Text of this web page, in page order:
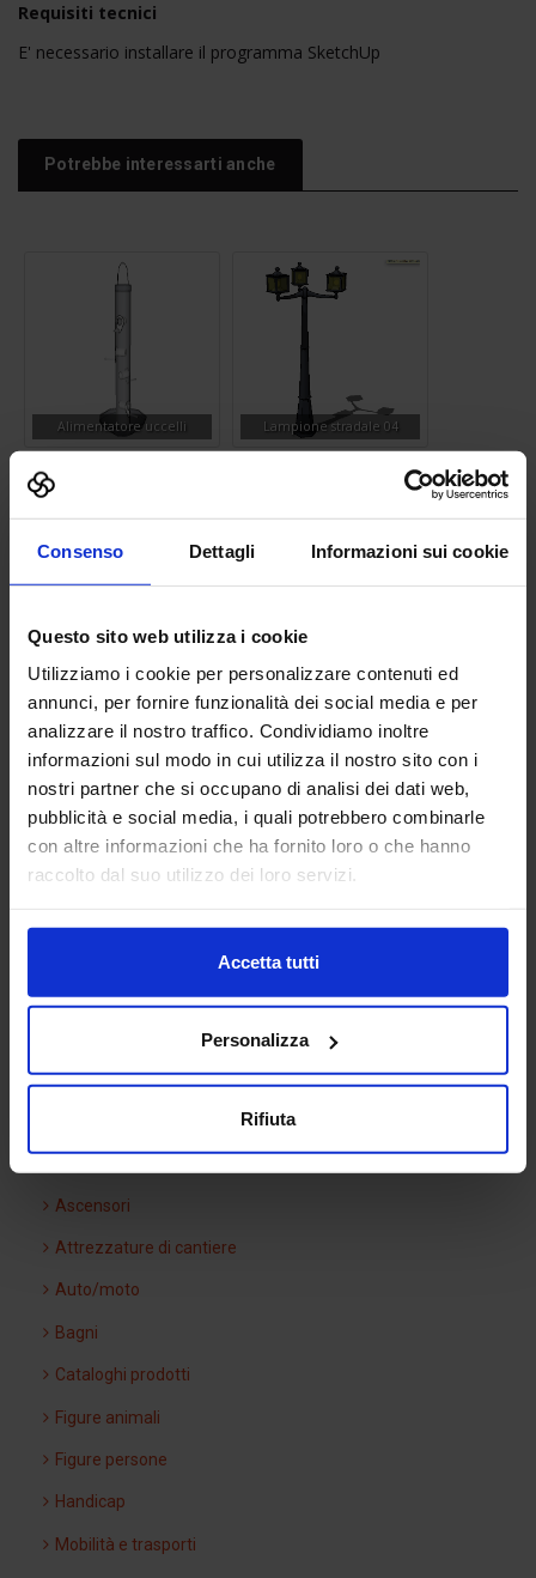
Consenso Dettagli Informazioni sui cookie
Questo sito web utilizza i cookie
Utilizziamo i cookie per personalizzare contenuti ed
annunci, per fornire funzionalità dei social media e per
analizzare il nostro traffico. Condividiamo inoltre
informazioni sul modo in cui utilizza il nostro sito con i
nostri partner che si occupano di analisi dei dati web,
pubblicità e social media, i quali potrebbero combinarle
con altre informazioni che ha fornito loro o che hanno
raccolto dal suo utilizzo dei loro servizi.
Accetta tutti
Personalizza
Rifiuta
Requisiti tecnici
E' necessario installare il programma SketchUp
Potrebbe interessarti anche
Alimentatore uccelli Lampione stradale 04
Silhouette uomo 11 Divano 01
Parcheggi auto 01
Categorie Blocchi CAD
Arredi interni
Ascensori
Attrezzature di cantiere
Auto/moto
Bagni
Cataloghi prodotti
Figure animali
Figure persone
Handicap
Mobilità e trasporti